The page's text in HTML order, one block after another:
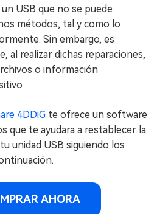
USB que no se puede
métodos, tal y como lo
Sin embargo, es
al realizar dichas reparaciones,
o información
4DDiG te ofrece un software
que te ayudara a restablecer la
unidad USB siguiendo los
AHORA